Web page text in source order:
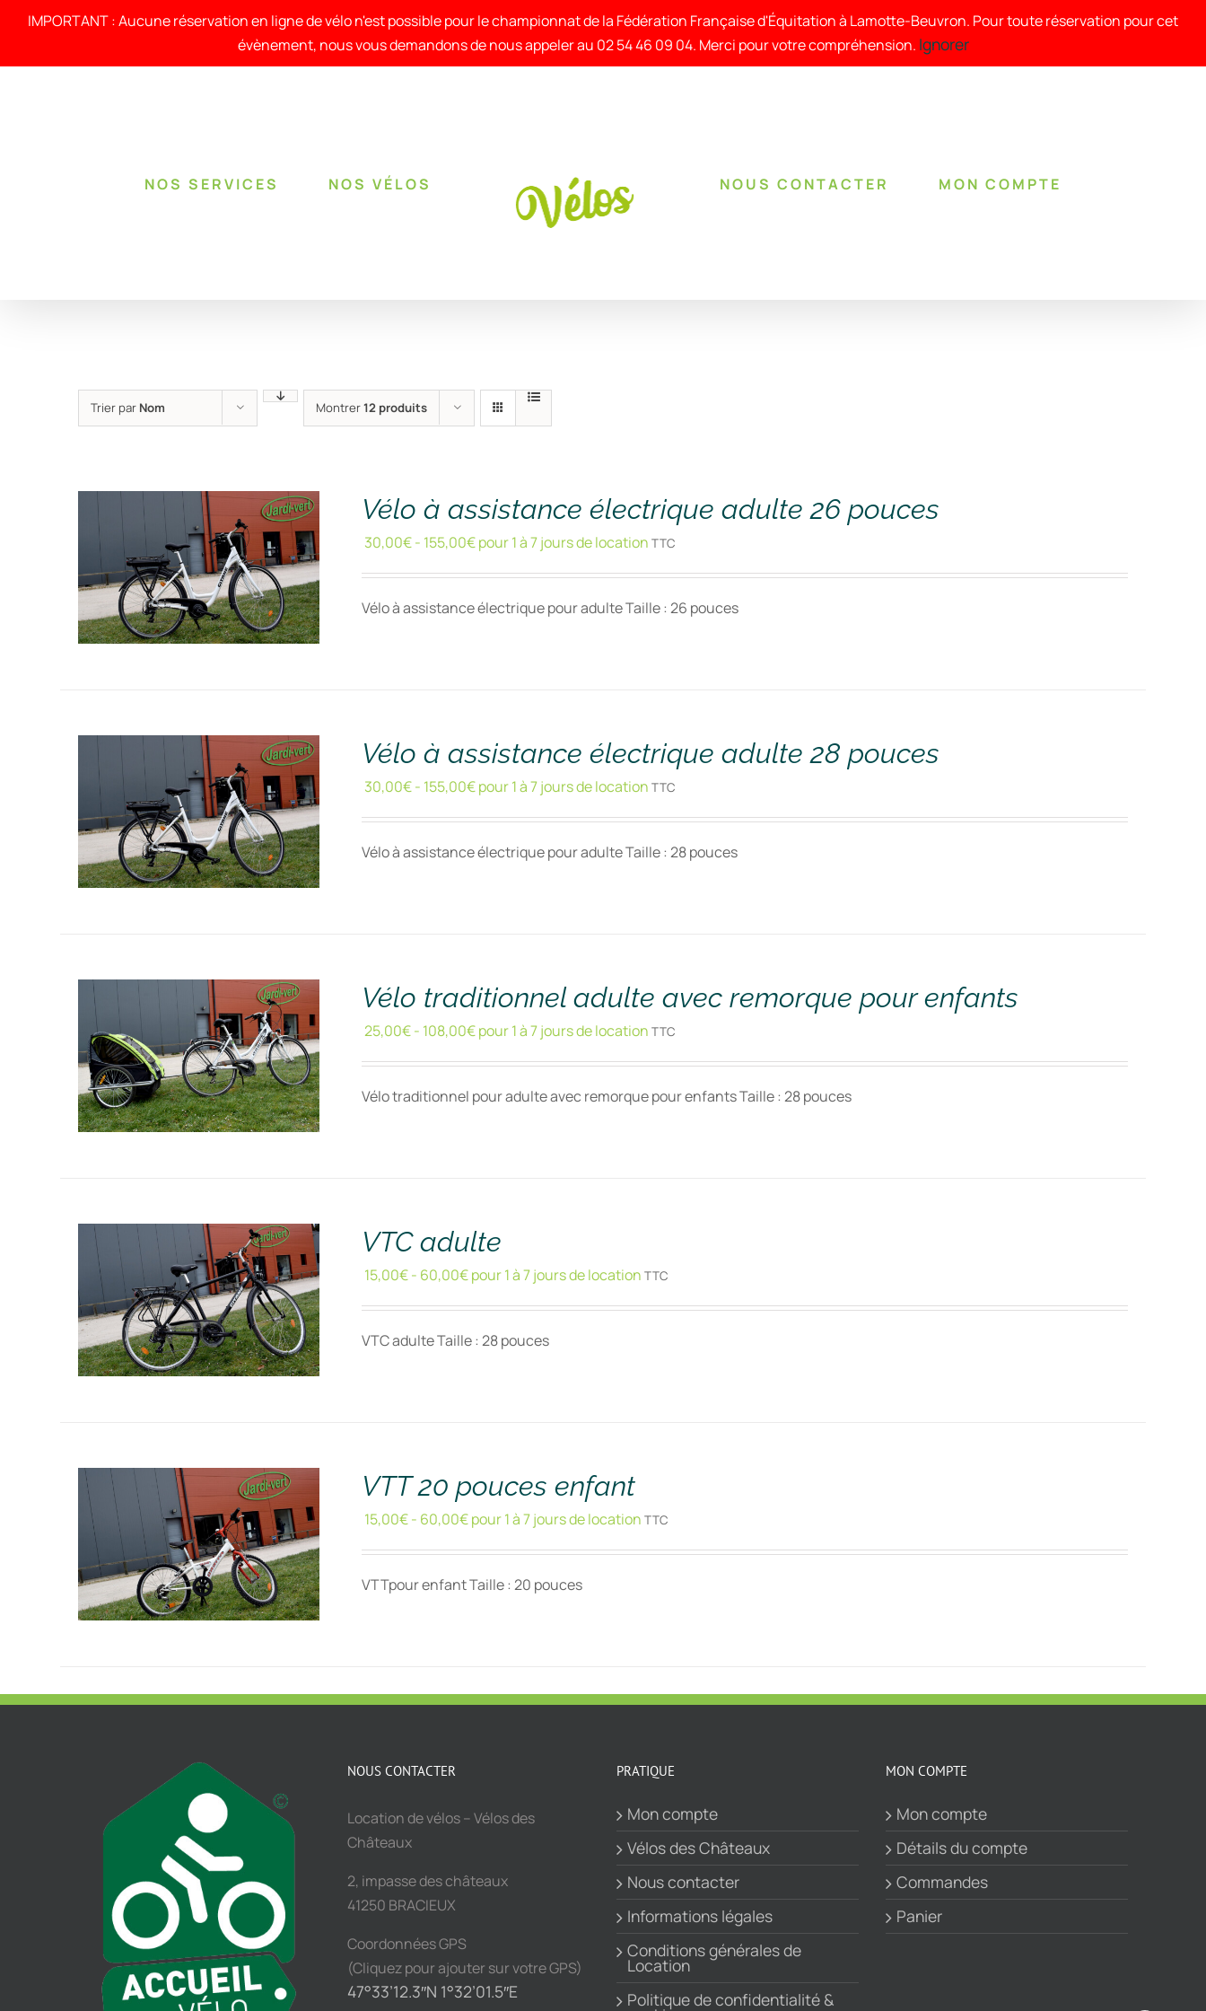
IMPORTANT : Aucune réservation en ligne de vélo n'est possible pour le championnat de la Fédération Française d'Équitation à Lamotte-Beuvron. Pour toute réservation pour cet
évènement, nous vous demandons de nous appeler au 02 54 46 09 04. Merci pour votre compréhension. Ignorer
NOS SERVICES NOS VÉLOS NOUS CONTACTER MON COMPTE
Trier par Nom Montrer12 produits
RÉSERVER !
Vélo à assistance électrique adulte 26 pouces
30,00€- 155,00€pour 1 à 7 jours de location TTC
Vélo à assistance électrique pour adulte Taille : 26 pouces
Vélo à assistance électrique adulte 28 pouces
30,00€- 155,00€pour 1 à 7 jours de location TTC
Vélo à assistance électrique pour adulte Taille : 28 pouces
Vélo traditionnel adulte avec remorque pour enfants
25,00€- 108,00€pour 1 à 7 jours de location TTC
Vélo traditionnel pour adulte avec remorque pour enfants Taille : 28 pouces
VTC adulte
15,00€- 60,00€pour 1 à 7 jours de location TTC
VTC adulte Taille : 28 pouces
VTT 20 pouces enfant
15,00€- 60,00€pour 1 à 7 jours de location TTC
VTTpour enfant Taille : 20 pouces
NOUS CONTACTER
Location de vélos – Vélos des
Châteaux
2, impasse des châteaux
41250 BRACIEUX
Coordonnées GPS
(Cliquez pour ajouter sur votre GPS)
47°33’12.3″N 1°32’01.5″E
PRATIQUE
Mon compte
Vélos des Châteaux
Nous contacter
Informations légales
Conditions générales de
Location
Politique de confidentialité &
MON COMPTE
Mon compte
Détails du compte
Commandes
Panier